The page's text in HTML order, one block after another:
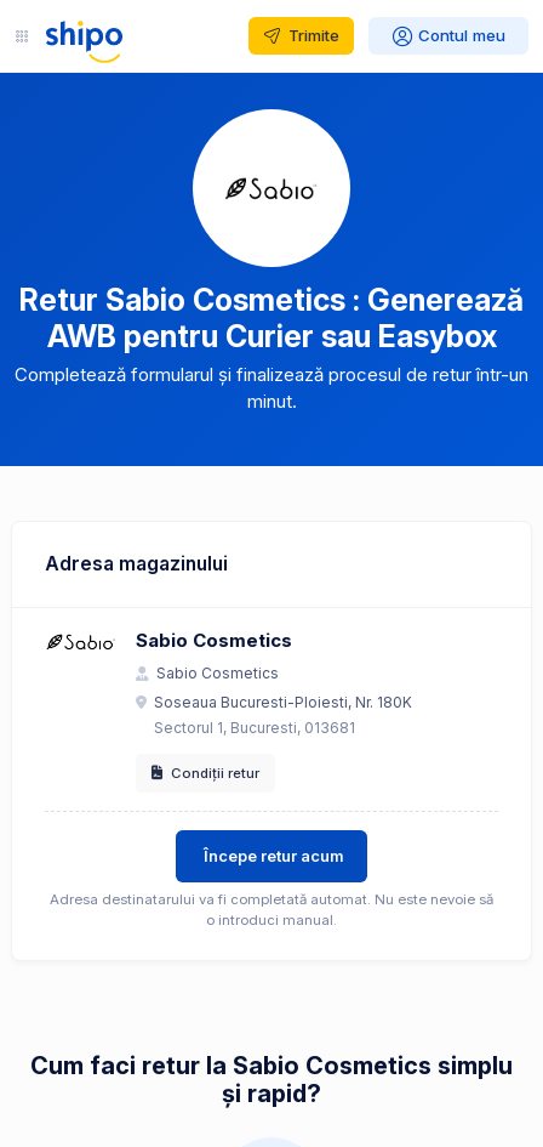
Trimite Contul meu
Retur Sabio Cosmetics : Generează
AWB pentru Curier sau Easybox
Completează formularul și finalizează procesul de retur într-un
minut.
Adresa magazinului
Sabio Cosmetics
Sabio Cosmetics
Soseaua Bucuresti-Ploiesti, Nr. 180K
Sectorul 1, Bucuresti, 013681
Condiții retur
Începe retur acum
Adresa destinatarului va fi completată automat. Nu este nevoie să
o introduci manual.
Cum faci retur la Sabio Cosmetics simplu
și rapid?